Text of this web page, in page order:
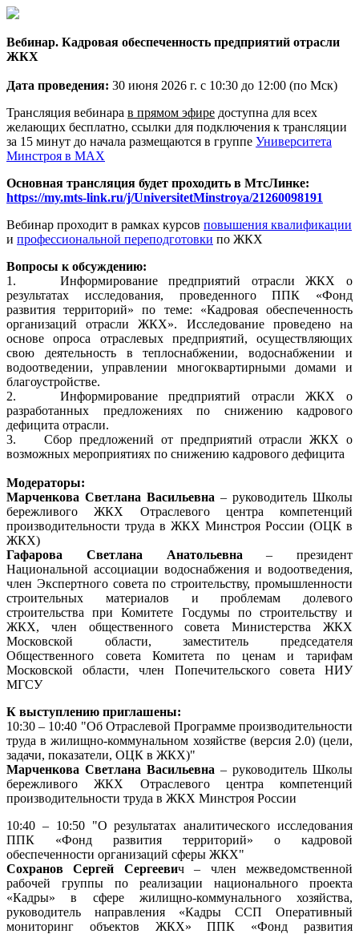
Вебинар. Кадровая обеспеченность предприятий отрасли
ЖКХ
Дата проведения: 30 июня 2026 г. с 10:30 до 12:00 (по Мск)
Трансляция вебинара в прямом эфире доступна для всех
желающих бесплатно, ссылки для подключения к трансляции
за 15 минут до начала размещаются в группе Университета
Минстроя в MAX
Основная трансляция будет проходить в МтсЛинке:
https://my.mts-link.ru/j/UniversitetMinstroya/21260098191
Вебинар проходит в рамках курсов повышения квалификации
и профессиональной переподготовки по ЖКХ
Вопросы к обсуждению:
1. Информирование предприятий отрасли ЖКХ о
результатах исследования, проведенного ППК «Фонд
развития территорий» по теме: «Кадровая обеспеченность
организаций отрасли ЖКХ». Исследование проведено на
основе опроса отраслевых предприятий, осуществляющих
свою деятельность в теплоснабжении, водоснабжении и
водоотведении, управлении многоквартирными домами и
благоустройстве.
2. Информирование предприятий отрасли ЖКХ о
разработанных предложениях по снижению кадрового
дефицита отрасли.
3. Сбор предложений от предприятий отрасли ЖКХ о
возможных мероприятиях по снижению кадрового дефицита
Модераторы:
Марченкова Светлана Васильевна – руководитель Школы
бережливого ЖКХ Отраслевого центра компетенций
производительности труда в ЖКХ Минстроя России (ОЦК в
ЖКХ)
Гафарова Светлана Анатольевна – президент
Национальной ассоциации водоснабжения и водоотведения,
член Экспертного совета по строительству, промышленности
строительных материалов и проблемам долевого
строительства при Комитете Госдумы по строительству и
ЖКХ, член общественного совета Министерства ЖКХ
Московской области, заместитель председателя
Общественного совета Комитета по ценам и тарифам
Московской области, член Попечительского совета НИУ
МГСУ
К выступлению приглашены:
10:30 – 10:40 "Об Отраслевой Программе производительности
труда в жилищно-коммунальном хозяйстве (версия 2.0) (цели,
задачи, показатели, ОЦК в ЖКХ)"
Марченкова Светлана Васильевна – руководитель Школы
бережливого ЖКХ Отраслевого центра компетенций
производительности труда в ЖКХ Минстроя России
10:40 – 10:50 "О результатах аналитического исследования
ППК «Фонд развития территорий» о кадровой
обеспеченности организаций сферы ЖКХ"
Сохранов Сергей Сергеевич – член межведомственной
рабочей группы по реализации национального проекта
«Кадры» в сфере жилищно-коммунального хозяйства,
руководитель направления «Кадры ССП Оперативный
мониторинг объектов ЖКХ» ППК «Фонд развития